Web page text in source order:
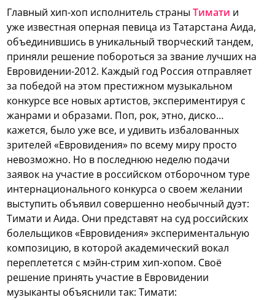
Главный хип-хоп исполнитель страныТимати и
уже известная оперная певица из Татарстана Аида,
объединившись в уникальный творческий тандем,
приняли решение побороться за звание лучших на
Евровидении-2012. Каждый год Россия отправляет
за победой на этом престижном музыкальном
конкурсе все новых артистов, экспериментируя с
жанрами и образами. Поп, рок, этно, диско…
кажется, было уже все, и удивить избалованных
зрителей «Евровидения» по всему миру просто
невозможно. Но в последнюю неделю подачи
заявок на участие в российском отборочном туре
интернационального конкурса о своем желании
выступить объявил совершенно необычный дуэт:
Тимати и Аида. Они представят на суд российских
болельщиков «Евровидения» экспериментальную
композицию, в которой академический вокал
переплетется с мэйн-стрим хип-хопом. Своё
решение принять участие в Евровидении
музыканты объяснили так: Тимати: